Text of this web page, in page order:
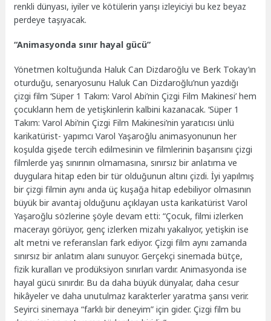
renkli dünyası, iyiler ve kötülerin yarışı izleyiciyi bu kez beyaz
perdeye taşıyacak.
“Animasyonda sınır hayal gücü”
Yönetmen koltuğunda Haluk Can Dizdaroğlu ve Berk Tokay’ın
oturduğu, senaryosunu Haluk Can Dizdaroğlu’nun yazdığı
çizgi film ‘Süper 1 Takım: Varol Abi’nin Çizgi Film Makinesi’ hem
çocukların hem de yetişkinlerin kalbini kazanacak. ‘Süper 1
Takım: Varol Abi’nin Çizgi Film Makinesi’nin yaratıcısı ünlü
karikatürist- yapımcı Varol Yaşaroğlu animasyonunun her
koşulda gişede tercih edilmesinin ve filmlerinin başarısını çizgi
filmlerde yaş sınırının olmamasına, sınırsız bir anlatıma ve
duygulara hitap eden bir tür olduğunun altını çizdi. İyi yapılmış
bir çizgi filmin aynı anda üç kuşağa hitap edebiliyor olmasının
büyük bir avantaj olduğunu açıklayan usta karikatürist Varol
Yaşaroğlu sözlerine şöyle devam etti: “Çocuk, filmi izlerken
macerayı görüyor, genç izlerken mizahı yakalıyor, yetişkin ise
alt metni ve referansları fark ediyor. Çizgi film aynı zamanda
sınırsız bir anlatım alanı sunuyor. Gerçekçi sinemada bütçe,
fizik kuralları ve prodüksiyon sınırları vardır. Animasyonda ise
hayal gücü sınırdır. Bu da daha büyük dünyalar, daha cesur
hikâyeler ve daha unutulmaz karakterler yaratma şansı verir.
Seyirci sinemaya “farklı bir deneyim” için gider. Çizgi film bu